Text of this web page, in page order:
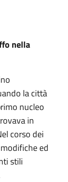
nella
la città
nucleo
in
corso dei
ed
stili